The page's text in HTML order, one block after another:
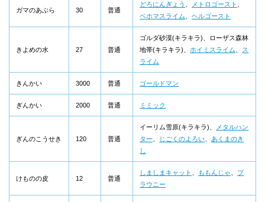
ガマのあぶら 30 普通
どろにんぎょう メトロゴースト
ベホマスライム 、ヘルゴースト
きよめの水 27 普通
ゴルダ砂漠(キラキラ)、ローザス森林
地帯(キラキラ)、 ホイミスライム
ス
ライム
きんかい 3000 普通 ゴールドマン
ぎんかい 2000 普通 ミミック
ぎんのこうせき 120 普通
イーリム雪原(キラキラ)、
メタルハン
ター
じごくのよろい
あくまのき
し
けものの皮 12 普通
しましまキャット ももんじゃ
ブ
ラウニー